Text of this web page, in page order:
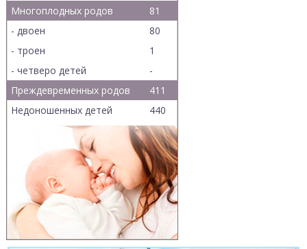
Многоплодных родов
81
- двоен
80
- троен
1
- четверо детей
-
Преждевременных родов
411
Недоношенных детей
440